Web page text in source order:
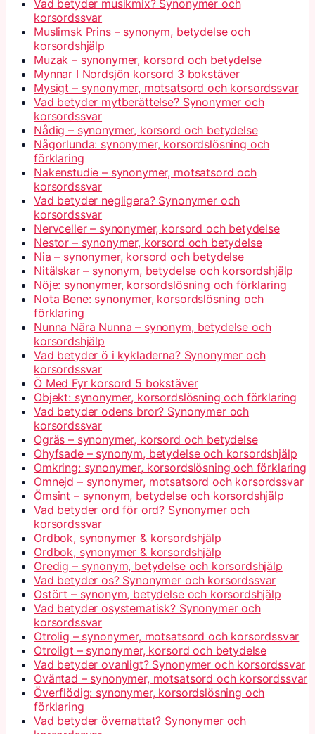
Vad betyder musikmix? Synonymer och
korsordssvar
Muslimsk Prins – synonym, betydelse och
korsordshjälp
Muzak – synonymer, korsord och betydelse
Mynnar I Nordsjön korsord 3 bokstäver
Mysigt – synonymer, motsatsord och korsordssvar
Vad betyder mytberättelse? Synonymer och
korsordssvar
Nådig – synonymer, korsord och betydelse
Någorlunda: synonymer, korsordslösning och
förklaring
Nakenstudie – synonymer, motsatsord och
korsordssvar
Vad betyder negligera? Synonymer och
korsordssvar
Nervceller – synonymer, korsord och betydelse
Nestor – synonymer, korsord och betydelse
Nia – synonymer, korsord och betydelse
Nitälskar – synonym, betydelse och korsordshjälp
Nöje: synonymer, korsordslösning och förklaring
Nota Bene: synonymer, korsordslösning och
förklaring
Nunna Nära Nunna – synonym, betydelse och
korsordshjälp
Vad betyder ö i kykladerna? Synonymer och
korsordssvar
Ö Med Fyr korsord 5 bokstäver
Objekt: synonymer, korsordslösning och förklaring
Vad betyder odens bror? Synonymer och
korsordssvar
Ogräs – synonymer, korsord och betydelse
Ohyfsade – synonym, betydelse och korsordshjälp
Omkring: synonymer, korsordslösning och förklaring
Omnejd – synonymer, motsatsord och korsordssvar
Ömsint – synonym, betydelse och korsordshjälp
Vad betyder ord för ord? Synonymer och
korsordssvar
Ordbok, synonymer & korsordshjälp
Ordbok, synonymer & korsordshjälp
Oredig – synonym, betydelse och korsordshjälp
Vad betyder os? Synonymer och korsordssvar
Ostört – synonym, betydelse och korsordshjälp
Vad betyder osystematisk? Synonymer och
korsordssvar
Otrolig – synonymer, motsatsord och korsordssvar
Otroligt – synonymer, korsord och betydelse
Vad betyder ovanligt? Synonymer och korsordssvar
Oväntad – synonymer, motsatsord och korsordssvar
Överflödig: synonymer, korsordslösning och
förklaring
Vad betyder övernattat? Synonymer och